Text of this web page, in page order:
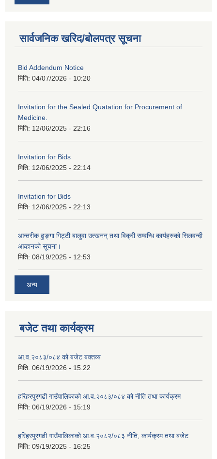
सार्वजनिक खरिद/बोलपत्र सूचना
Bid Addendum Notice
मिति: 04/07/2026 - 10:20
Invitation for the Sealed Quatation for Procurement of
Medicine.
मिति: 12/06/2025 - 22:16
Invitation for Bids
मिति: 12/06/2025 - 22:14
Invitation for Bids
मिति: 12/06/2025 - 22:13
आन्तरीक ढुङ्गा गिट्टी बालुवा उत्खनन् तथा विक्री सम्वन्धि कार्यहरुको सिलवन्दी
आव्हानको सूचना।
मिति: 08/19/2025 - 12:53
अन्य
बजेट तथा कार्यक्रम
आ.व.२०८३/०८४ को बजेट बक्तव्य
मिति: 06/19/2026 - 15:22
हरिहरपुरगढी गाउँपालिकाको आ.व.२०८३/०८४ को नीति तथा कार्यक्रम
मिति: 06/19/2026 - 15:19
हरिहरपुरगढी गाउँपालिकाको आ.व.२०८२/०८३ नीति, कार्यक्रम तथा बजेट
मिति: 09/19/2025 - 16:25